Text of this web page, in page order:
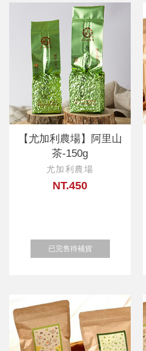
【尤加利農場】阿里山
茶-150g
尤加利農場
NT.450
已完售待補貨